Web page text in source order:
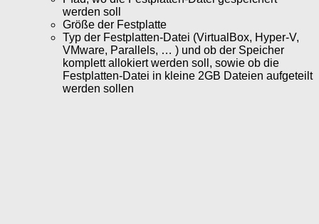
werden soll
Größe der Festplatte
Typ der Festplatten-Datei (VirtualBox, Hyper-V,
VMware, Parallels, … ) und ob der Speicher
komplett allokiert werden soll, sowie ob die
Festplatten-Datei in kleine 2GB Dateien aufgeteilt
werden sollen